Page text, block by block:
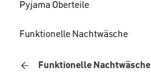
Pyjama Oberteile
Funktionelle Nachtwäsche
Funktionelle Nachtwäsche